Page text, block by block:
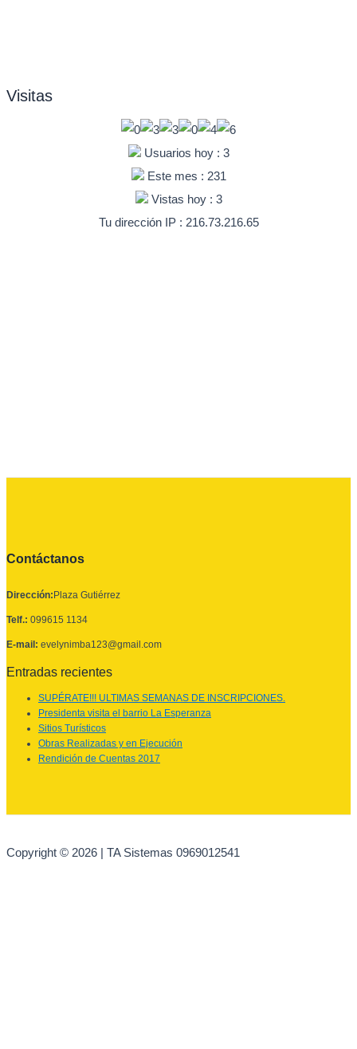
Visitas
Usuarios hoy : 3
Este mes : 231
Vistas hoy : 3
Tu dirección IP : 216.73.216.65
Contáctanos
Dirección: Plaza Gutiérrez
Telf.: 099615 1134
E-mail: evelynimba123@gmail.com
Entradas recientes
SUPÉRATE!!! ULTIMAS SEMANAS DE INSCRIPCIONES.
Presidenta visita el barrio La Esperanza
Sitios Turísticos
Obras Realizadas y en Ejecución
Rendición de Cuentas 2017
Copyright © 2026 | TA Sistemas 0969012541